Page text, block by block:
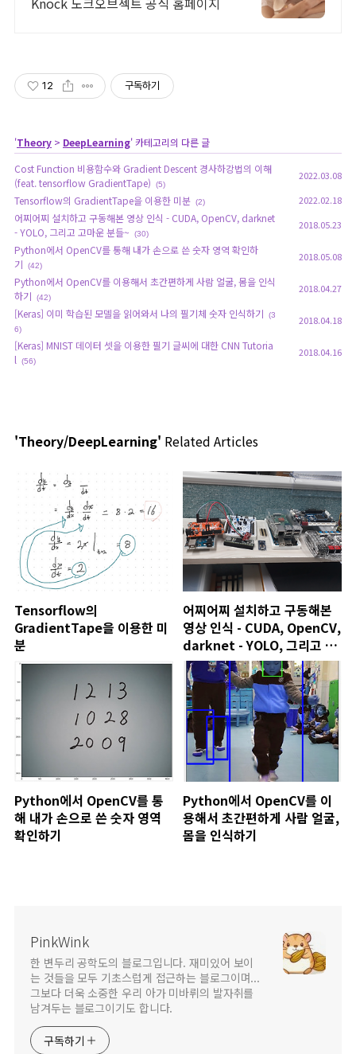
12 구독하기
'Theory > DeepLearning' 카테고리의 다른 글
Cost Function 비용함수와 Gradient Descent 경사하강법의 이해
(feat. tensorflow GradientTape)
(5)
2022.03.08
Tensorflow의 GradientTape을 이용한 미분 (2) 2022.02.18
어찌어찌 설치하고 구동해본 영상 인식 - CUDA, OpenCV, darknet
- YOLO, 그리고 고마운 분들~
(30)
2018.05.23
Python에서 OpenCV를 통해 내가 손으로 쓴 숫자 영역 확인하
기
(42)
2018.05.08
Python에서 OpenCV를 이용해서 초간편하게 사람 얼굴, 몸을 인식
하기
(42)
2018.04.27
[Keras] 이미 학습된 모델을 읽어와서 나의 필기체 숫자 인식하기
(3
6)
2018.04.18
[Keras] MNIST 데이터 셋을 이용한 필기 글씨에 대한 CNN Tutoria
l
(56)
2018.04.16
'Theory/DeepLearning' Related Articles
Tensorflow의
GradientTape을 이용한 미
분
어찌어찌 설치하고 구동해본
영상 인식 - CUDA, OpenCV,
darknet - YOLO, 그리고 고
마운 분들~
Python에서 OpenCV를 통
해 내가 손으로 쓴 숫자 영역
확인하기
Python에서 OpenCV를 이
용해서 초간편하게 사람 얼굴,
몸을 인식하기
PinkWink
한 변두리 공학도의 블로그입니다. 재미있어 보이
는 것들을 모두 기초스럽게 접근하는 블로그이며...
그보다 더욱 소중한 우리 아가 미바뤼의 발자취를
남겨두는 블로그이기도 합니다.
구독하기